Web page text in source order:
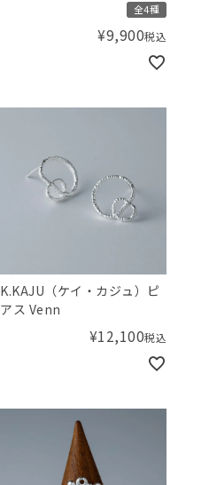
全4種
¥9,900税込
K.KAJU（ケイ・カジュ）ピ
アス Venn
¥12,100税込